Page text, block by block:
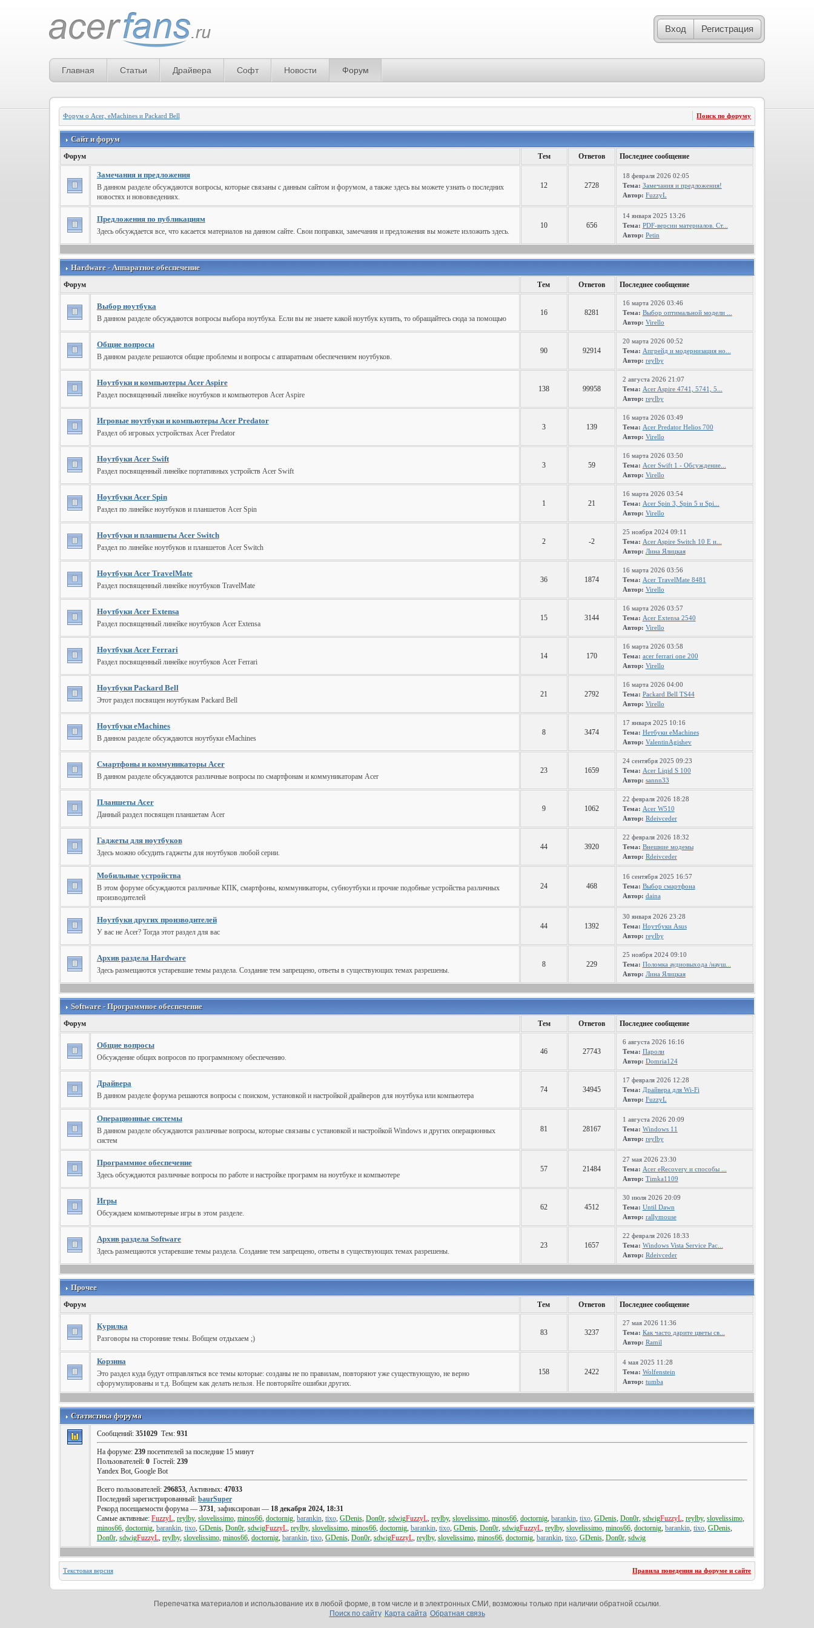
Вход Регистрация
Главная Статьи Драйвера Софт Новости Форум
Форум о Acer, eMachines и Packard Bell Поиск по форуму
Сайт и форум
Форум Тем Ответов Последнее сообщение
Замечания и предложения
В данном разделе обсуждаются вопросы, которые связаны с данным сайтом и форумом, а также здесь вы можете узнать о последних
новостях и нововведениях.
12 2728
18 февраля 2026 02:05
Тема: Замечания и предложения!
Автор: FuzzyL
Предложения по публикациям
Здесь обсуждается все, что касается материалов на данном сайте. Свои поправки, замечания и предложения вы можете изложить здесь.
10 656
14 января 2025 13:26
Тема: PDF-версии материалов. Ст...
Автор: Petin
Hardware - Аппаратное обеспечение
Форум Тем Ответов Последнее сообщение
Выбор ноутбука
В данном разделе обсуждаются вопросы выбора ноутбука. Если вы не знаете какой ноутбук купить, то обращайтесь сюда за помощью
16 8281
16 марта 2026 03:46
Тема: Выбор оптимальной модели ...
Автор: Virello
Общие вопросы
В данном разделе решаются общие проблемы и вопросы с аппаратным обеспечением ноутбуков.
90 92914
20 марта 2026 00:52
Тема: Апгрейд и модернизация но...
Автор: reylby
Ноутбуки и компьютеры Acer Aspire
Раздел посвященный линейке ноутбуков и компьютеров Acer Aspire
138 99958
2 августа 2026 21:07
Тема: Acer Aspire 4741, 5741, 5...
Автор: reylby
Игровые ноутбуки и компьютеры Acer Predator
Раздел об игровых устройствах Acer Predator
3 139
16 марта 2026 03:49
Тема: Acer Predator Helios 700
Автор: Virello
Ноутбуки Acer Swift
Раздел посвященный линейке портативных устройств Acer Swift
3 59
16 марта 2026 03:50
Тема: Acer Swift 1 - Обсуждение...
Автор: Virello
Ноутбуки Acer Spin
Раздел по линейке ноутбуков и планшетов Acer Spin
1 21
16 марта 2026 03:54
Тема: Acer Spin 3, Spin 5 и Spi...
Автор: Virello
Ноутбуки и планшеты Acer Switch
Раздел по линейке ноутбуков и планшетов Acer Switch
2 -2
25 ноября 2024 09:11
Тема: Acer Aspire Switch 10 E и...
Автор: Лина Ялицкая
Ноутбуки Acer TravelMate
Раздел посвященный линейке ноутбуков TravelMate
36 1874
16 марта 2026 03:56
Тема: Acer TravelMate 8481
Автор: Virello
Ноутбуки Acer Extensa
Раздел посвященный линейке ноутбуков Acer Extensa
15 3144
16 марта 2026 03:57
Тема: Acer Extensa 2540
Автор: Virello
Ноутбуки Acer Ferrari
Раздел посвященный линейке ноутбуков Acer Ferrari
14 170
16 марта 2026 03:58
Тема: acer ferrari one 200
Автор: Virello
Ноутбуки Packard Bell
Этот раздел посвящен ноутбукам Packard Bell
21 2792
16 марта 2026 04:00
Тема: Packard Bell TS44
Автор: Virello
Ноутбуки eMachines
В данном разделе обсуждаются ноутбуки eMachines
8 3474
17 января 2025 10:16
Тема: Нетбуки eMachines
Автор: ValentinAgishev
Смартфоны и коммуникаторы Acer
В данном разделе обсуждаются различные вопросы по смартфонам и коммуникаторам Acer
23 1659
24 сентября 2025 09:23
Тема: Acer Liqid S 100
Автор: sannn33
Планшеты Acer
Данный раздел посвящен планшетам Acer
9 1062
22 февраля 2026 18:28
Тема: Acer W510
Автор: Rdeivceder
Гаджеты для ноутбуков
Здесь можно обсудить гаджеты для ноутбуков любой серии.
44 3920
22 февраля 2026 18:32
Тема: Внешние модемы
Автор: Rdeivceder
Мобильные устройства
В этом форуме обсуждаются различные КПК, смартфоны, коммуникаторы, субноутбуки и прочие подобные устройства различных
производителей
24 468
16 сентября 2025 16:57
Тема: Выбор смартфона
Автор: daina
Ноутбуки других производителей
У вас не Acer? Тогда этот раздел для вас
44 1392
30 января 2026 23:28
Тема: Ноутбуки Asus
Автор: reylby
Архив раздела Hardware
Здесь размещаются устаревшие темы раздела. Создание тем запрещено, ответы в существующих темах разрешены.
8 229
25 ноября 2024 09:10
Тема: Поломка аудиовыхода /науш...
Автор: Лина Ялицкая
Software - Программное обеспечение
Форум Тем Ответов Последнее сообщение
Общие вопросы
Обсуждение общих вопросов по программному обеспечению.
46 27743
6 августа 2026 16:16
Тема: Пароли
Автор: Domria124
Драйвера
В данном разделе форума решаются вопросы с поиском, установкой и настройкой драйверов для ноутбука или компьютера
74 34945
17 февраля 2026 12:28
Тема: Драйвера для Wi-Fi
Автор: FuzzyL
Операционные системы
В данном разделе обсуждаются различные вопросы, которые связаны с установкой и настройкой Windows и других операционных
систем
81 28167
1 августа 2026 20:09
Тема: Windows 11
Автор: reylby
Программное обеспечение
Здесь обсуждаются различные вопросы по работе и настройке программ на ноутбуке и компьютере
57 21484
27 мая 2026 23:30
Тема: Acer eRecovery и способы ...
Автор: Timka1109
Игры
Обсуждаем компьютерные игры в этом разделе.
62 4512
30 июля 2026 20:09
Тема: Until Dawn
Автор: rallymouse
Архив раздела Software
Здесь размещаются устаревшие темы раздела. Создание тем запрещено, ответы в существующих темах разрешены.
23 1657
22 февраля 2026 18:33
Тема: Windows Vista Service Pac...
Автор: Rdeivceder
Прочее
Форум Тем Ответов Последнее сообщение
Курилка
Разговоры на сторонние темы. Вобщем отдыхаем ;)
83 3237
27 мая 2026 11:36
Тема: Как часто дарите цветы св...
Автор: Ramil
Корзина
Это раздел куда будут отправляться все темы которые: созданы не по правилам, повторяют уже существующую, не верно
сфорумулированы и т.д. Вобщем как делать нельзя. Не повторяйте ошибки других.
158 2422
4 мая 2025 11:28
Тема: Wolfenstein
Автор: tumba
Статистика форума
Сообщений: 351029Тем: 931
На форуме: 239посетителей за последние 15 минут
Пользователей: 0Гостей: 239
Yandex Bot, Google Bot
Всего пользователей: 296853, Активных: 47033
Последний зарегистрированный: baurSuper
Рекорд посещаемости форума — 3731, зафиксирован — 18 декабря 2024, 18:31
Самые активные: FuzzyL, reylby, slovelissimo, minos66, doctornig, barankin, tixo, GDenis, Don0r, sdwigFuzzyL, reylby, slovelissimo, minos66, doctornig, barankin, tixo, GDenis, Don0r, sdwigFuzzyL, reylby, slovelissimo,
minos66, doctornig, barankin, tixo, GDenis, Don0r, sdwigFuzzyL, reylby, slovelissimo, minos66, doctornig, barankin, tixo, GDenis, Don0r, sdwigFuzzyL, reylby, slovelissimo, minos66, doctornig, barankin, tixo, GDenis,
Don0r, sdwigFuzzyL, reylby, slovelissimo, minos66, doctornig, barankin, tixo, GDenis, Don0r, sdwigFuzzyL, reylby, slovelissimo, minos66, doctornig, barankin, tixo, GDenis, Don0r, sdwig
Текстовая версия Правила поведения на форуме и сайте
Перепечатка материалов и использование их в любой форме, в том числе и в электронных СМИ, возможны только при наличии обратной ссылки.
Поиск по сайту Карта сайта Обратная связь